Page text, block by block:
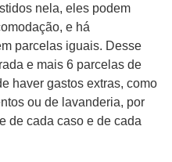
nela, eles podem
e há
parcelas iguais. Desse
e mais 6 parcelas de
haver gastos extras, como
ou de lavanderia, por
de cada caso e de cada